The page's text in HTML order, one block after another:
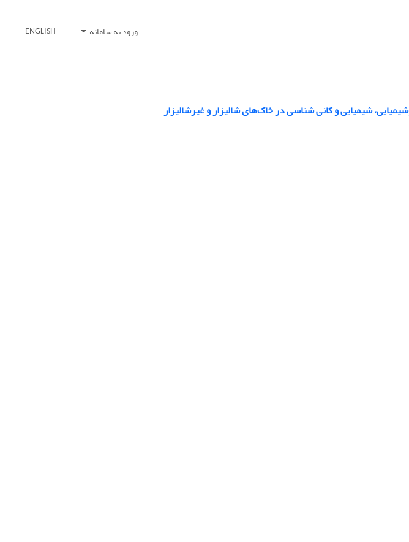
ورود به سامانه ENGLISH
شیمیایی و کانی شناسی در خاک‌های شالیزار و غیرشالیزار